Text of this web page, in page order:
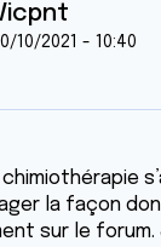
10/10/2021 - 10:40
chimiothérapie
la façon
sur le forum.